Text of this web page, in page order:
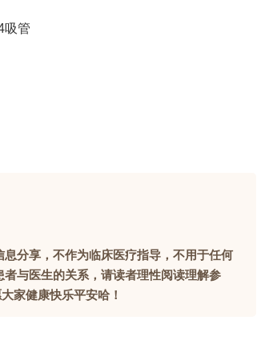
吸管
分享，不作为临床医疗指导，不用于任何
与医生的关系，请读者理性阅读理解参
家健康快乐平安哈！